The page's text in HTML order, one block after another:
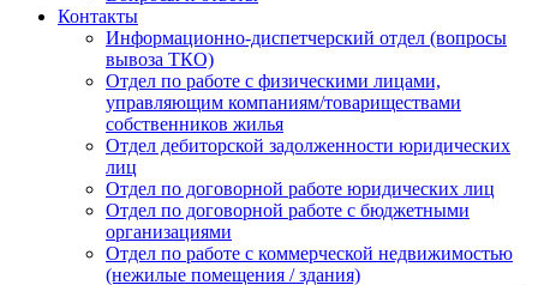
Контакты
Информационно-диспетчерский отдел (вопросы
вывоза ТКО)
Отдел по работе с физическими лицами,
управляющим компаниям/товариществами
собственников жилья
Отдел дебиторской задолженности юридических
лиц
Отдел по договорной работе юридических лиц
Отдел по договорной работе с бюджетными
организациями
Отдел по работе с коммерческой недвижимостью
(нежилые помещения / здания)